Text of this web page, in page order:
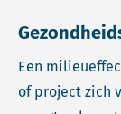
Een
of project zich